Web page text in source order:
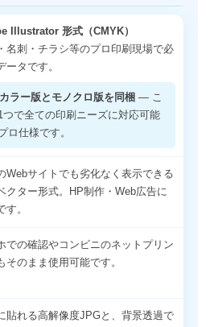
Illustrator 形式（CMYK）
名刺・チラシ等のプロ印刷現場で必
ータです。
カラー版とモノクロ版を同梱 — こ
つで全ての印刷ニーズに対応可能
ロ仕様です。
Webサイトでも劣化なく表示できる
クター形式。HP制作・Web広告に
す。
での確認やコンビニのネットプリン
そのまま使用可能です。
貼れる高解像度JPGと、背景透過で